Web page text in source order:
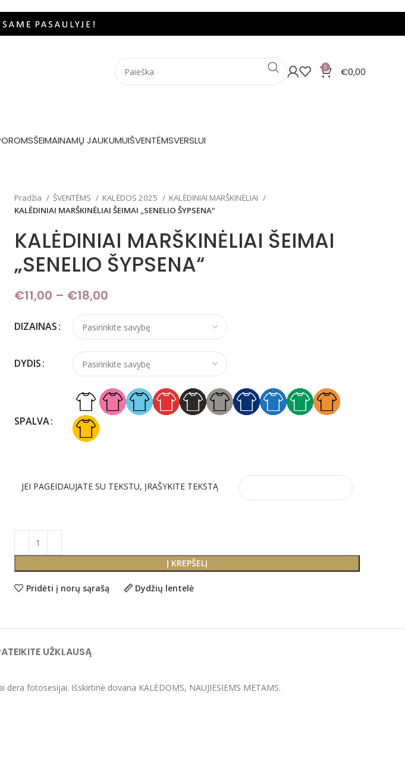
0 €0,00
ŠEIMAINAMŲ JAUKUMUIŠVENTĖMSVERSLUI
Pradžia ŠVENTĖMS KALĖDOS 2025
KALĖDINIAI MARŠKINĖLIAI
KALĖDINIAI MARŠKINĖLIAI ŠEIMAI „SENELIO ŠYPSENA“
KALĖDINIAI MARŠKINĖLIAI ŠEIMAI
„SENELIO ŠYPSENA“
€11,00 – €18,00
DIZAINAS
DYDIS
SPALVA
JEI PAGEIDAUJATE SU TEKSTU, ĮRAŠYKITE TEKSTĄ
Į KREPŠELĮ
Pridėti į norų sąrašą Dydžių lentelė
UŽKLAUSĄ
fotosesijai. Išskirtinė dovana KALĖDOMS, NAUJIESIEMS METAMS.